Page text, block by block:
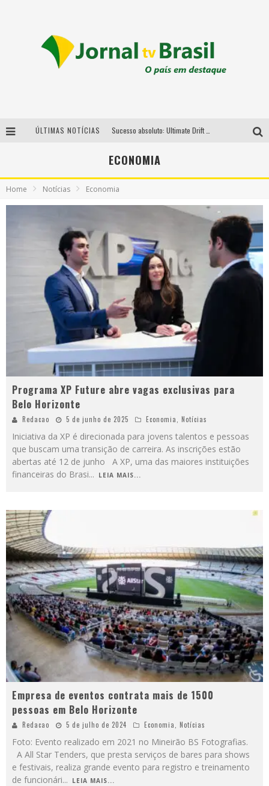
ÚLTIMAS NOTÍCIAS
Chega de mistério! Baianas Ozadas lança tema do carnaval de 2026 nesta terça-feira
ECONOMIA
Home Notícias Economia
Programa XP Future abre vagas exclusivas para
Belo Horizonte
Redacao 5 de junho de 2025 Economia, Notícias
Iniciativa da XP é direcionada para jovens talentos e pessoas
que buscam uma transição de carreira. As inscrições estão
abertas até 12 de junho A XP, uma das maiores instituições
financeiras do Brasi... LEIA MAIS...
Empresa de eventos contrata mais de 1500
pessoas em Belo Horizonte
Redacao 5 de julho de 2024 Economia Notícias
Foto: Evento realizado em 2021 no Mineirão BS Fotografias.
A All Star Tenders, que presta serviços de bares para shows
e festivais, realiza grande evento para registro e treinamento
de funcionári... LEIA MAIS...